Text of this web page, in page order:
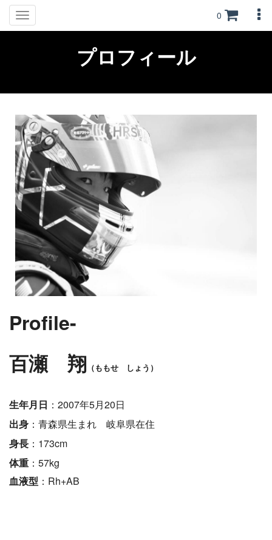
Toggle
navigation
0
プロフィール
Profile-
百瀬 翔 （ももせ しょう）
生年月日 ：2007年5月20日
出身 ：青森県生まれ 岐阜県在住
身長 ：173cm
体重 ：57kg
血液型 ：Rh+AB